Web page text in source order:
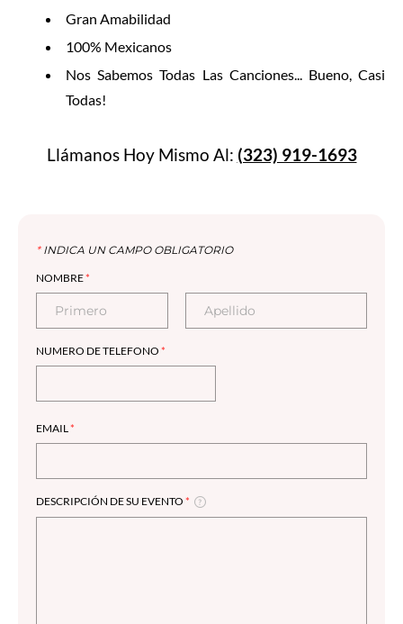
Gran Amabilidad
100% Mexicanos
Nos Sabemos Todas Las Canciones... Bueno, Casi
Todas!
Llámanos Hoy Mismo Al: (323) 919-1693
*INDICA UN CAMPO OBLIGATORIO
NOMBRE*
NUMERO DE TELEFONO *
EMAIL*
DESCRIPCIÓN DE SU EVENTO *